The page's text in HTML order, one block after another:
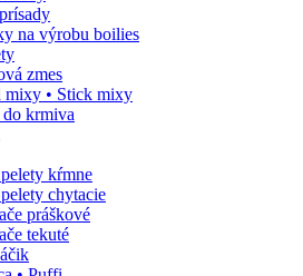
na výrobu boilies
zmes
mixy • Stick mixy
do krmiva
kŕmne
chytacie
práškové
tekuté